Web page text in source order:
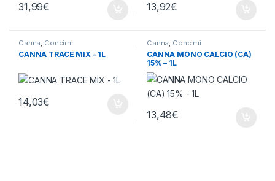
31,99€ 13,92€
Canna Concimi
CANNA TRACE MIX – 1L
14,03€
Canna Concimi
CANNA MONO CALCIO (CA)
15% – 1L
13,48€